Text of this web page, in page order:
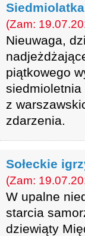
Siedmiolatka
(Zam:
Nieuwaga,
piątkowego
siedmioletnia
z
zdarzenia.
Sołeckie
(Zam:
W upalne
starcia
dziewiąty